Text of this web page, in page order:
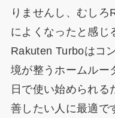
りませんし、むし
によくなったと感じ
Rakuten Turboはコ
境が整うホームルー
日で使い始められる
善したい人に最適で